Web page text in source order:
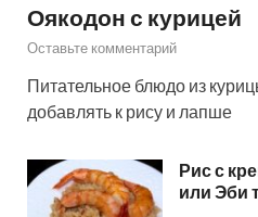
Оякодон с курицей
Оставьте комментарий
Питательное блюдо из
добавлять к рису и лапше
Рис с
или Эби